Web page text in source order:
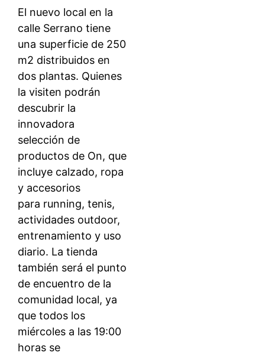
El nuevo local en la
calle Serrano tiene
una superficie de 250
m2 distribuidos en
dos plantas. Quienes
la visiten podrán
descubrir la
innovadora
selección de
productos de On, que
incluye calzado, ropa
y accesorios
para running, tenis,
actividades outdoor,
entrenamiento y uso
diario. La tienda
también será el punto
de encuentro de la
comunidad local, ya
que todos los
miércoles a las 19:00
horas se